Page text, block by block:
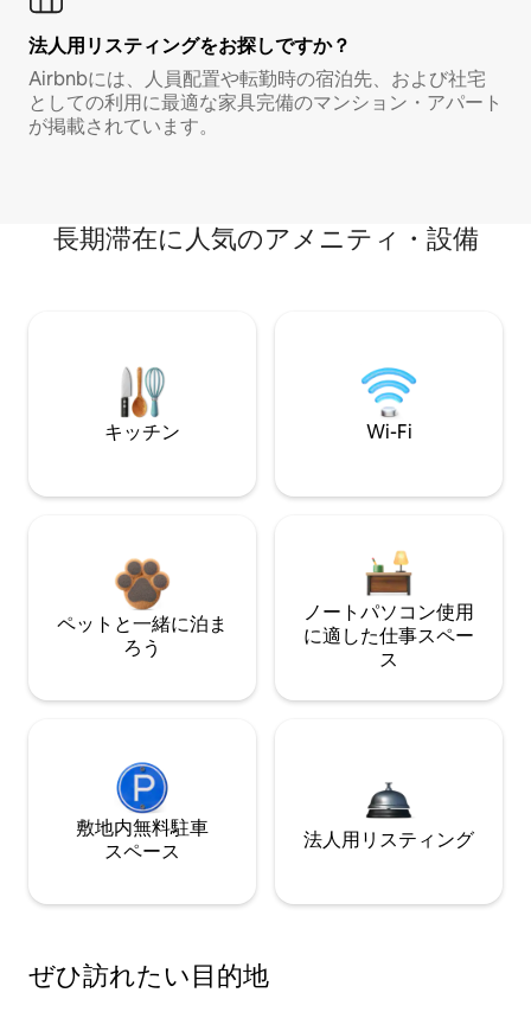
法人用リスティングをお探しですか？
Airbnbには、人員配置や転勤時の宿泊先、および社宅
としての利用に最適な家具完備のマンション・アパート
が掲載されています。
長期滞在に人気のアメニティ・設備
キッチン Wi-Fi
ペットと一緒に泊ま
ろう
ノートパソコン使用
に適した仕事スペー
ス
敷地内無料駐⁠車
ス⁠ペ⁠ー⁠ス
法人用リスティング
ぜひ訪⁠れ⁠た⁠い目⁠的⁠地